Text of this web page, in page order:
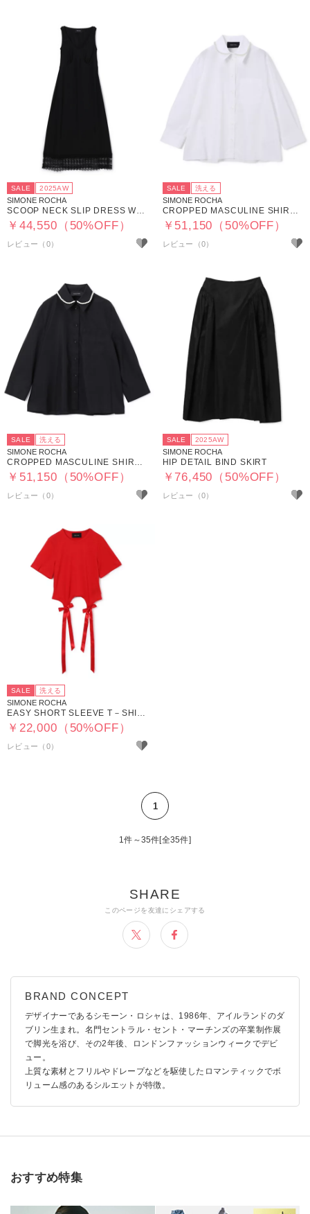
SALE 2025AW
SIMONE ROCHA
SCOOP NECK SLIP DRESS W／ TRIM
￥44,550（50%OFF）
SALE 洗える
SIMONE ROCHA
CROPPED MASCULINE SHIRT W／ EMB
￥51,150（50%OFF）
SALE 洗える
SIMONE ROCHA
CROPPED MASCULINE SHIRT W／ EMB
￥51,150（50%OFF）
SALE 2025AW
SIMONE ROCHA
HIP DETAIL BIND SKIRT
￥76,450（50%OFF）
SALE 洗える
SIMONE ROCHA
EASY SHORT SLEEVE T－SHIRT W／ BOW TAILS
￥22,000（50%OFF）
1
1件～35件[全35件]
デザイナーであるシモーン・ロシャは、1986年、アイルランドのダ
ブリン生まれ。名門セントラル・セント・マーチンズの卒業制作展
で脚光を浴び、その2年後、ロンドンファッションウィークでデビ
ュー。
上質な素材とフリルやドレープなどを駆使したロマンティックでボ
リューム感のあるシルエットが特徴。
おすすめ特集